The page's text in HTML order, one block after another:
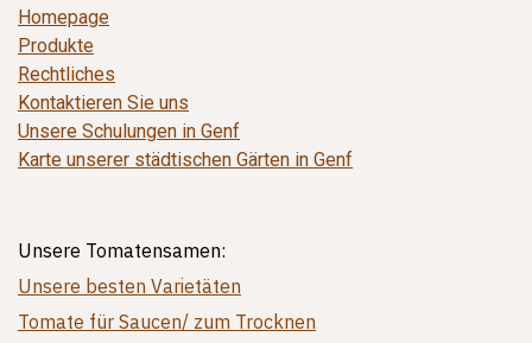
Homepage
Produkte
Rechtliches
Kontaktieren Sie uns
Unsere Schulungen in Genf
Karte unserer städtischen Gärten in Genf
Unsere Tomatensamen:
Unsere besten Varietäten
Tomate für Saucen/ zum Trocknen